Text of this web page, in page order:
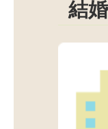
結